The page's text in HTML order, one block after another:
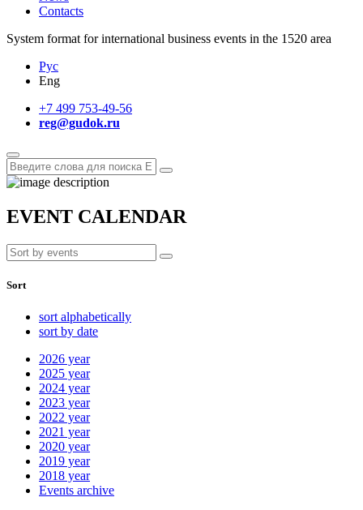
Contacts
System format for international business events in the 1520 area
Рус
Eng
+7 499 753-49-56
reg@gudok.ru
EVENT CALENDAR
Sort
sort alphabetically
sort by date
2026 year
2025 year
2024 year
2023 year
2022 year
2021 year
2020 year
2019 year
2018 year
Events archive